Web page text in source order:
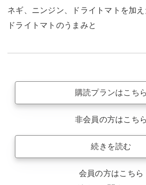
ネギ、ニンジン、ドライトマトを加え
ドライトマトのうまみと
購読プランはこちら
非会員の方はこちら
続きを読む
会員の方はこちら